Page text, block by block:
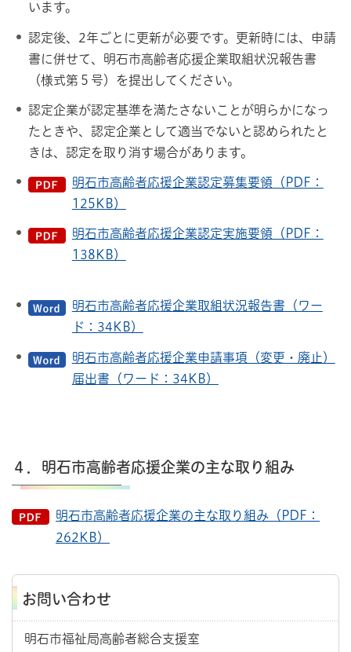
います。
認定後、2年ごとに更新が必要です。更新時には、申請
書に併せて、明石市高齢者応援企業取組状況報告書
（様式第５号）を提出してください。
認定企業が認定基準を満たさないことが明らかになっ
たときや、認定企業として適当でないと認められたと
きは、認定を取り消す場合があります。
明石市高齢者応援企業認定募集要領（PDF：
125KB）
明石市高齢者応援企業認定実施要領（PDF：
138KB）
明石市高齢者応援企業取組状況報告書（ワー
ド：34KB）
明石市高齢者応援企業申請事項（変更・廃止）
届出書（ワード：34KB）
４．明石市高齢者応援企業の主な取り組み
明石市高齢者応援企業の主な取り組み（PDF：
262KB）
お問い合わせ
明石市福祉局高齢者総合支援室